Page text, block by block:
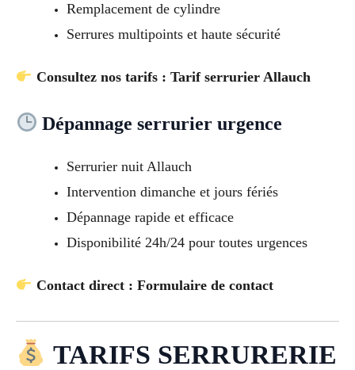
Remplacement de cylindre
Serrures multipoints et haute sécurité
Consultez nos tarifs : Tarif serrurier Allauch
Dépannage serrurier urgence
Serrurier nuit Allauch
Intervention dimanche et jours fériés
Dépannage rapide et efficace
Disponibilité 24h/24 pour toutes urgences
Contact direct : Formulaire de contact
TARIFS SERRURERIE